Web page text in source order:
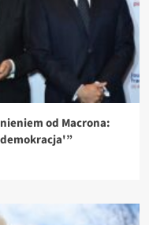
od Macrona: